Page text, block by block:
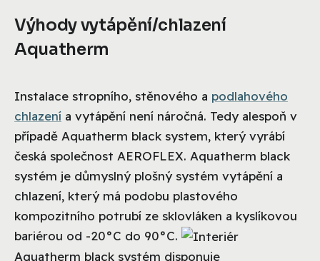
Výhody vytápění/chlazení
Aquatherm
Instalace stropního, stěnového a podlahového
chlazení a vytápění není náročná. Tedy alespoň v
případě Aquatherm black system, který vyrábí
česká společnost AEROFLEX. Aquatherm black
systém je důmyslný plošný systém vytápění a
chlazení, který má podobu plastového
kompozitního potrubí ze sklovláken a kyslíkovou
bariérou od -20°C do 90°C.
Aquatherm black systém disponuje